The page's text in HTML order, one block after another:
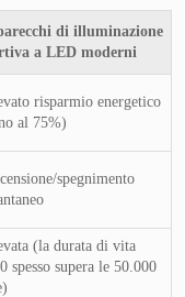
di illuminazione
a LED moderni
risparmio energetico
al 75%)
spegnimento
(la durata di vita
spesso supera le 50.000